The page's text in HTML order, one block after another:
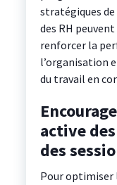
stratégiques
des RH
renforcer la
l’organisation
du travail en
active
des
Pour optimiser